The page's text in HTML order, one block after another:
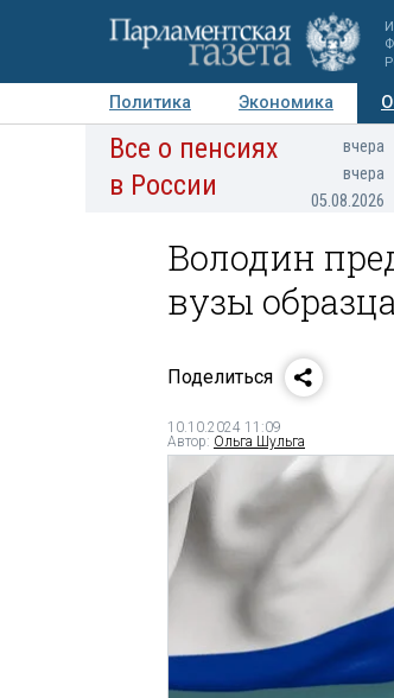
Политика Экономика
Авторы Персоны
Все о пенсиях
в России
вчера
вчера
05.08.2026
Володин
вузы
Поделиться
10.10.2024 11:09
Автор: Ольга Шульга